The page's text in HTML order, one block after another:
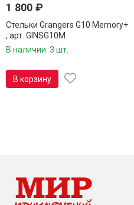
1 800 ₽
Cтельки Grangers G10 Memory+
, арт. GINSG10M
В наличии: 3 шт.
В корзину